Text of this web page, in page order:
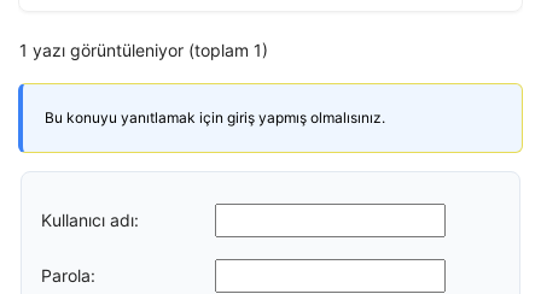
1 yazı görüntüleniyor (toplam 1)
Bu konuyu yanıtlamak için giriş yapmış olmalısınız.
Kullanıcı adı:
Parola: